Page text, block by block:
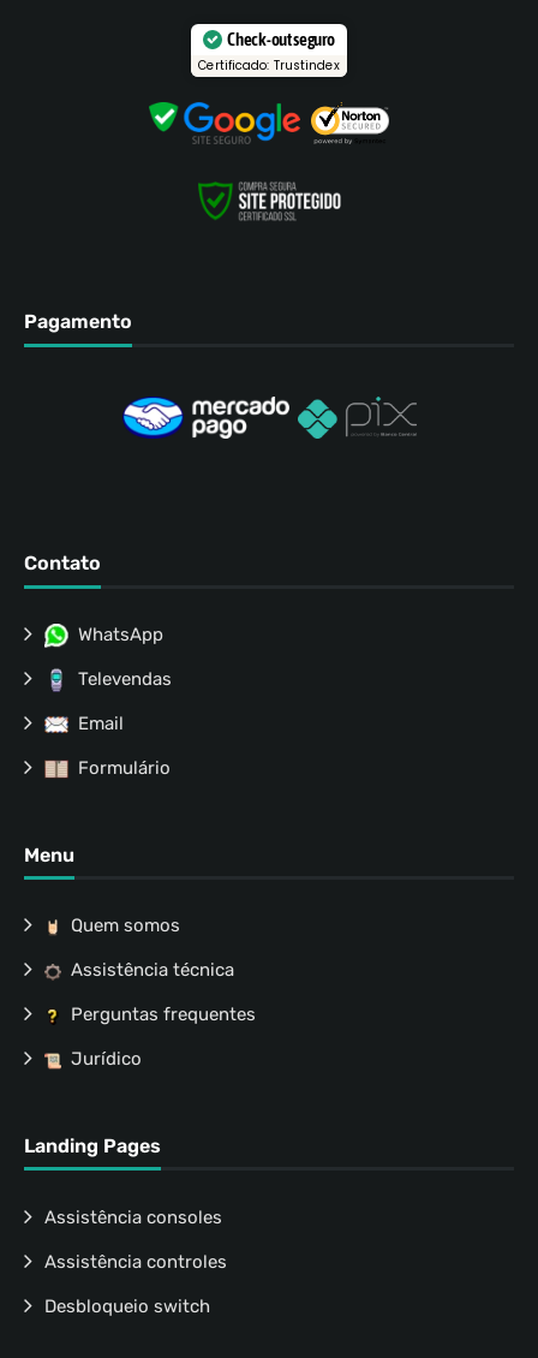
Check-out seguro
Certificado: Trustindex
Pagamento
Contato
WhatsApp
Televendas
Email
Formulário
Menu
Quem somos
Assistência técnica
Perguntas frequentes
Jurídico
Landing Pages
Assistência consoles
Assistência controles
Desbloqueio switch